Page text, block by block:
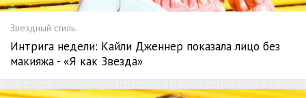
Звездный стиль.
Интрига недели: Кайли Дженнер показала лицо без
макияжа - «Я как Звезда»